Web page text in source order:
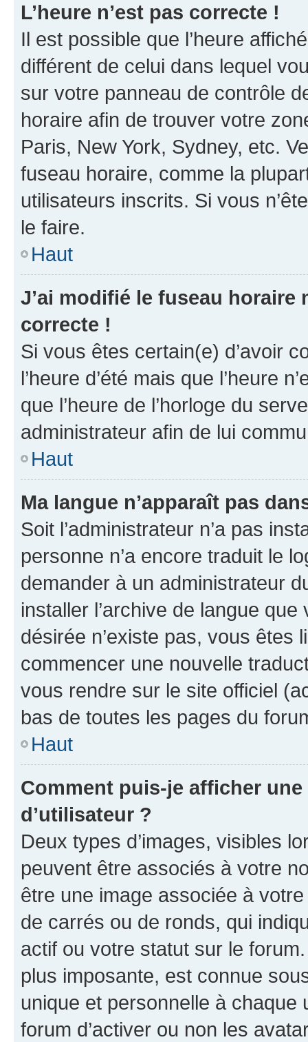
L’heure n’est pas correcte !
Il est possible que l’heure
différent de celui dans lequel
sur votre panneau de contrôle
horaire afin de trouver votre
Paris, New York, Sydney, etc.
fuseau horaire, comme la
utilisateurs inscrits. Si vous
le faire.
Haut
J’ai modifié le fuseau horaire
correcte !
Si vous êtes certain(e) d’avoir
l’heure d’été mais que l’heure
que l’heure de l’horloge du
administrateur afin de lui
Haut
Ma langue n’apparaît pas
Soit l’administrateur n’a pas
personne n’a encore traduit le
demander à un administrateur
installer l’archive de langue
désirée n’existe pas, vous êtes
commencer une nouvelle
vous rendre sur le site officiel
bas de toutes les pages du
Haut
Comment puis-je afficher
d’utilisateur ?
Deux types d’images, visibles
peuvent être associés à votre
être une image associée à
de carrés ou de ronds, qui
actif ou votre statut sur le
plus imposante, est connue
unique et personnelle à chaque
forum d’activer ou non les